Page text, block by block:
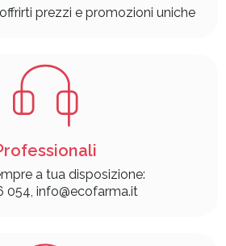
prezzi e promozioni uniche
a tua disposizione:
054, info@ecofarma.it